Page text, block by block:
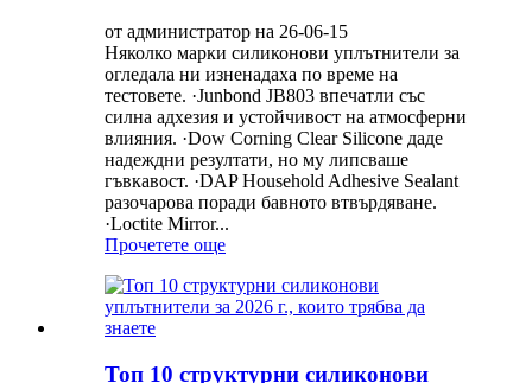
от администратор на 26-06-15
Няколко марки силиконови уплътнители за
огледала ни изненадаха по време на
тестовете. ·Junbond JB803 впечатли със
силна адхезия и устойчивост на атмосферни
влияния. ·Dow Corning Clear Silicone даде
надеждни резултати, но му липсваше
гъвкавост. ·DAP Household Adhesive Sealant
разочарова поради бавното втвърдяване.
·Loctite Mirror...
Прочетете още
Топ 10 структурни силиконови